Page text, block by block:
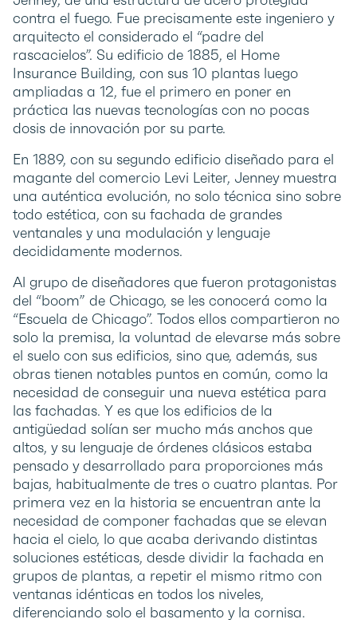
contra el fuego. Fue precisamente este ingeniero y
arquitecto el considerado el “padre del
rascacielos”. Su edificio de 1885, el Home
Insurance Building, con sus 10 plantas luego
ampliadas a 12, fue el primero en poner en
práctica las nuevas tecnologías con no pocas
dosis de innovación por su parte.
En 1889, con su segundo edificio diseñado para el
magante del comercio Levi Leiter, Jenney muestra
una auténtica evolución, no solo técnica sino sobre
todo estética, con su fachada de grandes
ventanales y una modulación y lenguaje
decididamente modernos.
Al grupo de diseñadores que fueron protagonistas
del “boom” de Chicago, se les conocerá como la
“Escuela de Chicago”. Todos ellos compartieron no
solo la premisa, la voluntad de elevarse más sobre
el suelo con sus edificios, sino que, además, sus
obras tienen notables puntos en común, como la
necesidad de conseguir una nueva estética para
las fachadas. Y es que los edificios de la
antigüedad solían ser mucho más anchos que
altos, y su lenguaje de órdenes clásicos estaba
pensado y desarrollado para proporciones más
bajas, habitualmente de tres o cuatro plantas. Por
primera vez en la historia se encuentran ante la
necesidad de componer fachadas que se elevan
hacia el cielo, lo que acaba derivando distintas
soluciones estéticas, desde dividir la fachada en
grupos de plantas, a repetir el mismo ritmo con
ventanas idénticas en todos los niveles,
diferenciando solo el basamento y la cornisa.